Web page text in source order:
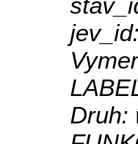
jev_id:
Druh: